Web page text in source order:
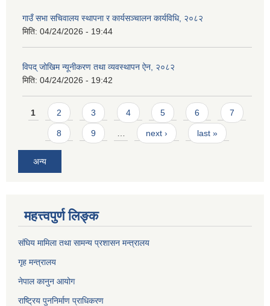
गाउँ सभा सचिवालय स्थापना र कार्यसञ्चालन कार्यविधि, २०८२
मिति: 04/24/2026 - 19:44
विपद् जोखिम न्यूनीकरण तथा व्यवस्थापन ऐन, २०८२
मिति: 04/24/2026 - 19:42
Pages
1 2 3 4 5 6 7
8 9 next › last »
अन्य
महत्त्वपुर्ण लिङ्क
संघिय मामिला तथा सामन्य प्रशासन मन्त्रालय
गृह मन्त्रालय
नेपाल कानुन आयोग
राष्ट्रिय पुननिर्माण प्राधिकरण